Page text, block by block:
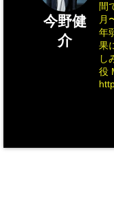
今野健
介
間
月
年
果
し
役